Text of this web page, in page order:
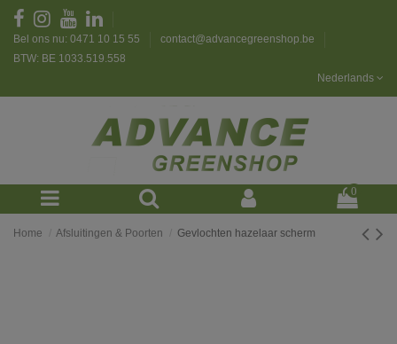
Bel ons nu: 0471 10 15 55
contact@advancegreenshop.be
BTW: BE 1033.519.558
Nederlands
0
Home Afsluitingen & Poorten Gevlochten hazelaar scherm